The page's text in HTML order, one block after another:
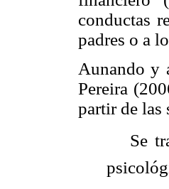
conductas
padres o a
Aunando y
Pereira
partir de las
 Se